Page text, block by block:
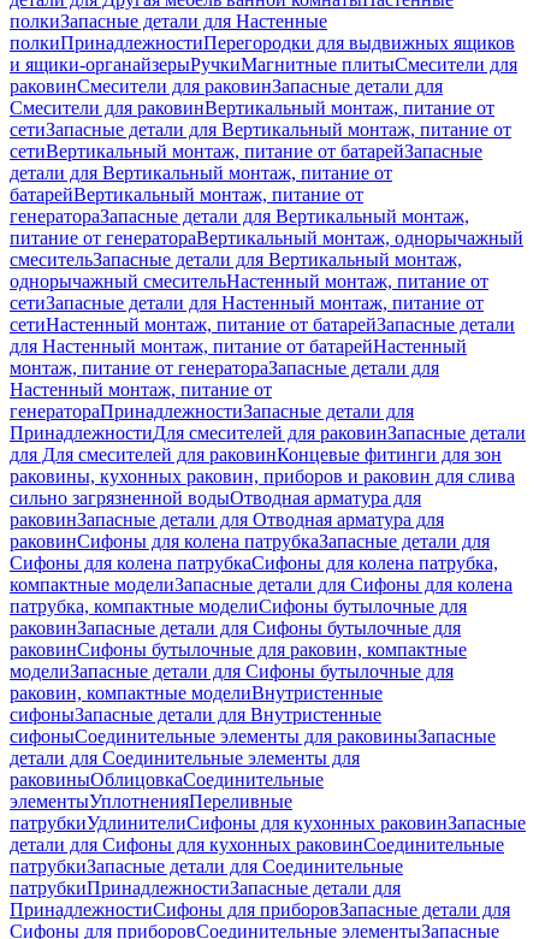
полкиЗапасные детали для Настенные
полкиПринадлежностиПерегородки для выдвижных ящиков
и ящики-органайзерыРучкиМагнитные плитыСмесители для
раковинСмесители для раковинЗапасные детали для
Смесители для раковинВертикальный монтаж, питание от
сетиЗапасные детали для Вертикальный монтаж, питание от
сетиВертикальный монтаж, питание от батарейЗапасные
детали для Вертикальный монтаж, питание от
батарейВертикальный монтаж, питание от
генератораЗапасные детали для Вертикальный монтаж,
питание от генератораВертикальный монтаж, однорычажный
смесительЗапасные детали для Вертикальный монтаж,
однорычажный смесительНастенный монтаж, питание от
сетиЗапасные детали для Настенный монтаж, питание от
сетиНастенный монтаж, питание от батарейЗапасные детали
для Настенный монтаж, питание от батарейНастенный
монтаж, питание от генератораЗапасные детали для
Настенный монтаж, питание от
генератораПринадлежностиЗапасные детали для
ПринадлежностиДля смесителей для раковинЗапасные детали
для Для смесителей для раковинКонцевые фитинги для зон
раковины, кухонных раковин, приборов и раковин для слива
сильно загрязненной водыОтводная арматура для
раковинЗапасные детали для Отводная арматура для
раковинСифоны для колена патрубкаЗапасные детали для
Сифоны для колена патрубкаСифоны для колена патрубка,
компактные моделиЗапасные детали для Сифоны для колена
патрубка, компактные моделиСифоны бутылочные для
раковинЗапасные детали для Сифоны бутылочные для
раковинСифоны бутылочные для раковин, компактные
моделиЗапасные детали для Сифоны бутылочные для
раковин, компактные моделиВнутристенные
сифоныЗапасные детали для Внутристенные
сифоныСоединительные элементы для раковиныЗапасные
детали для Соединительные элементы для
раковиныОблицовкаСоединительные
элементыУплотненияПереливные
патрубкиУдлинителиСифоны для кухонных раковинЗапасные
детали для Сифоны для кухонных раковинСоединительные
патрубкиЗапасные детали для Соединительные
патрубкиПринадлежностиЗапасные детали для
ПринадлежностиСифоны для приборовЗапасные детали для
Сифоны для приборовСоединительные элементыЗапасные